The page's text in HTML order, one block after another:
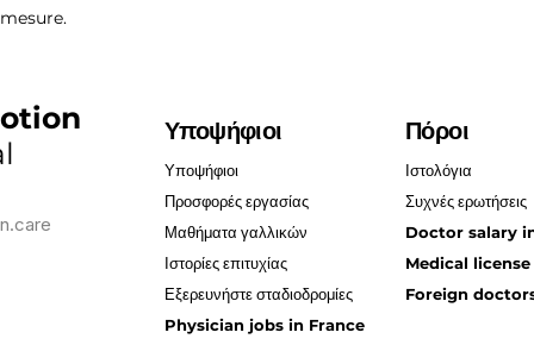
mesure.
Υποψήφιοι
Υποψήφιοι
Προσφορές εργασίας
Μαθήματα γαλλικών
Ιστορίες επιτυχίας
Εξερευνήστε σταδιοδρομίες
Physician jobs in France
Πόροι
Ιστολόγια
Συχνές ερωτήσεις
Doctor salary
Medical
Foreign